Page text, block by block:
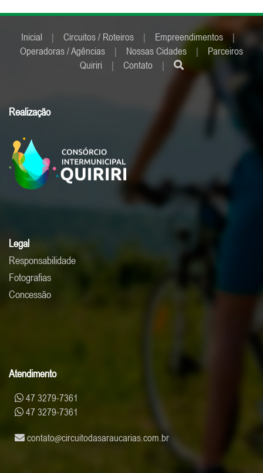
Inicial | Circuitos / Roteiros | Empreendimentos
|
Operadoras / Agências
| Nossas Cidades |
Parceiros
Quiriri
| Contato |
Realização
Legal
Responsabilidade
Fotografias
Concessão
Atendimento
47 3279-7361
47 3279-7361
contato circuitodasaraucarias.com.br